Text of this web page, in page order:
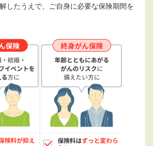
したうえで、ご自身に必要な保険期間を